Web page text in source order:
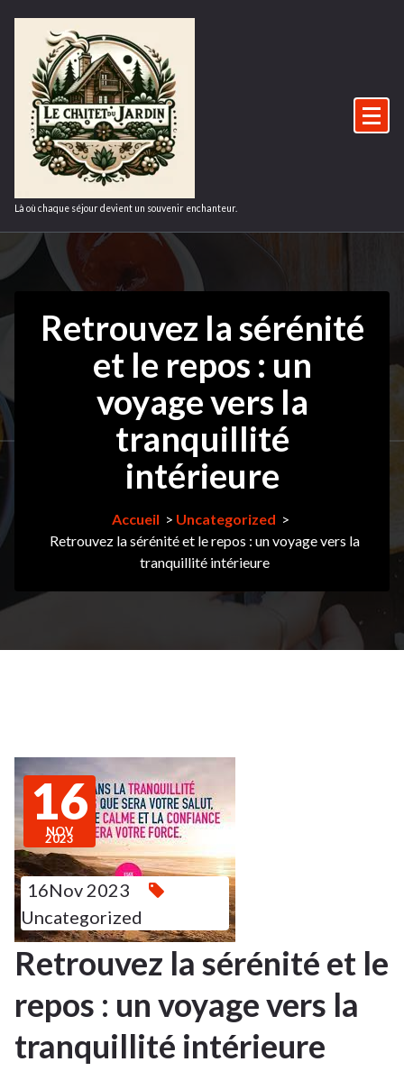
contenu
Là où chaque séjour devient un souvenir enchanteur.
Retrouvez la sérénité
et le repos : un
voyage vers la
tranquillité
intérieure
Accueil > Uncategorized >
Retrouvez la sérénité et le repos : un voyage vers la
tranquillité intérieure
16
NOV
2023
16Nov 2023
Uncategorized
Retrouvez la sérénité et le
repos : un voyage vers la
tranquillité intérieure